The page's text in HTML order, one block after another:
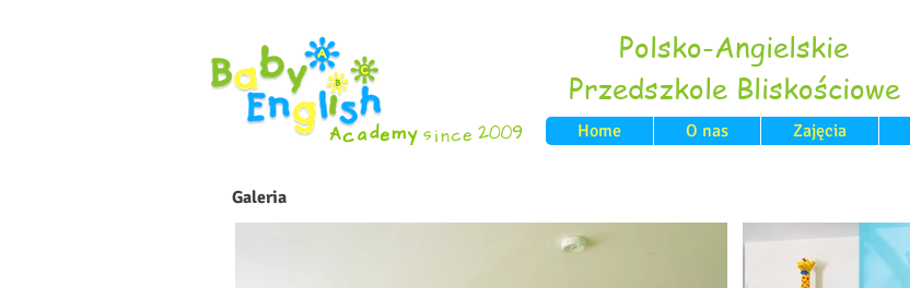
Polsko-Angielskie
Przedszkole Bliskościowe
Home O nas Zajęcia
Galeria